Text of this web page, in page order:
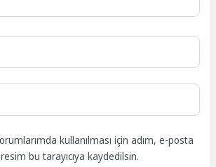
kullanılması için adım, e-posta
bu tarayıcıya kaydedilsin.